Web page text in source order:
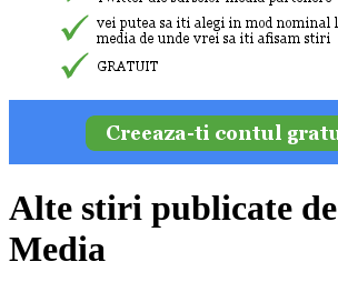
Alte stiri publicate
Media